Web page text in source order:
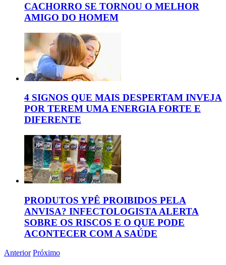
CACHORRO SE TORNOU O MELHOR
AMIGO DO HOMEM
4 SIGNOS QUE MAIS DESPERTAM INVEJA
POR TEREM UMA ENERGIA FORTE E
DIFERENTE
PRODUTOS YPÊ PROIBIDOS PELA
ANVISA? INFECTOLOGISTA ALERTA
SOBRE OS RISCOS E O QUE PODE
ACONTECER COM A SAÚDE
Anterior Próximo